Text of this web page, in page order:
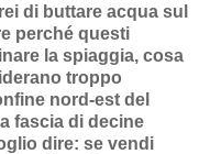
di buttare acqua sul
perché questi
la spiaggia, cosa
troppo
nord-est del
fascia di decine
dire: se vendi